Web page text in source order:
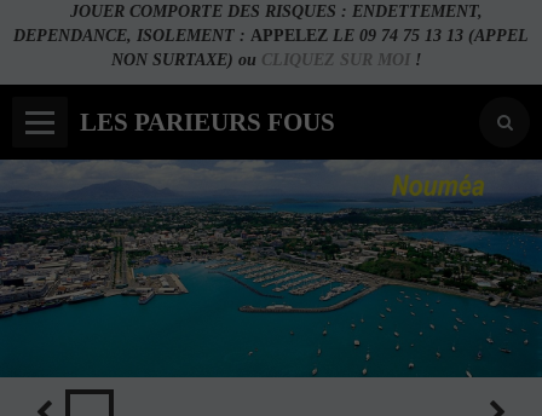
JOUER COMPORTE DES RISQUES : ENDETTEMENT,
DEPENDANCE, ISOLEMENT : APPELEZ LE 09 74 75 13 13 (APPEL
NON SURTAXE) ou CLIQUEZ SUR MOI !
LES PARIEURS FOUS